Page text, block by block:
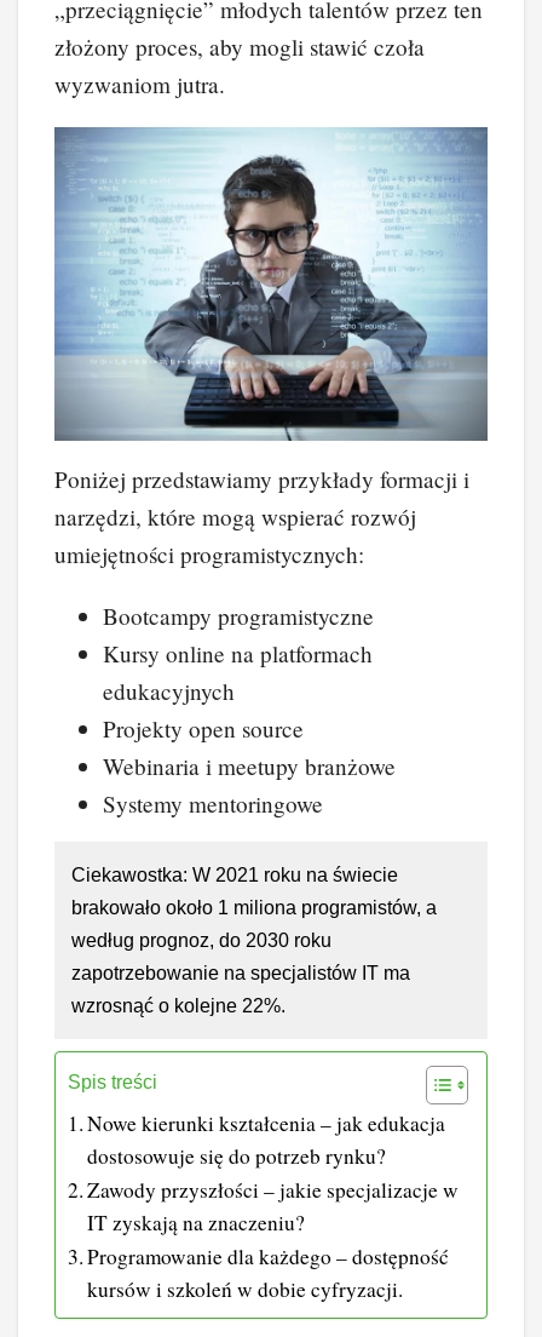
„przeciągnięcie” młodych talentów przez ten
złożony proces, aby mogli stawić czoła
wyzwaniom jutra.
Poniżej przedstawiamy przykłady formacji i
narzędzi, które mogą wspierać rozwój
umiejętności programistycznych:
Bootcampy programistyczne
Kursy online na platformach
edukacyjnych
Projekty open source
Webinaria i meetupy branżowe
Systemy mentoringowe
Ciekawostka: W 2021 roku na świecie
brakowało około 1 miliona programistów, a
według prognoz, do 2030 roku
zapotrzebowanie na specjalistów IT ma
wzrosnąć o kolejne 22%.
Spis treści
Nowe kierunki kształcenia – jak edukacja
dostosowuje się do potrzeb rynku?
Zawody przyszłości – jakie specjalizacje w
IT zyskają na znaczeniu?
Programowanie dla każdego – dostępność
kursów i szkoleń w dobie cyfryzacji.